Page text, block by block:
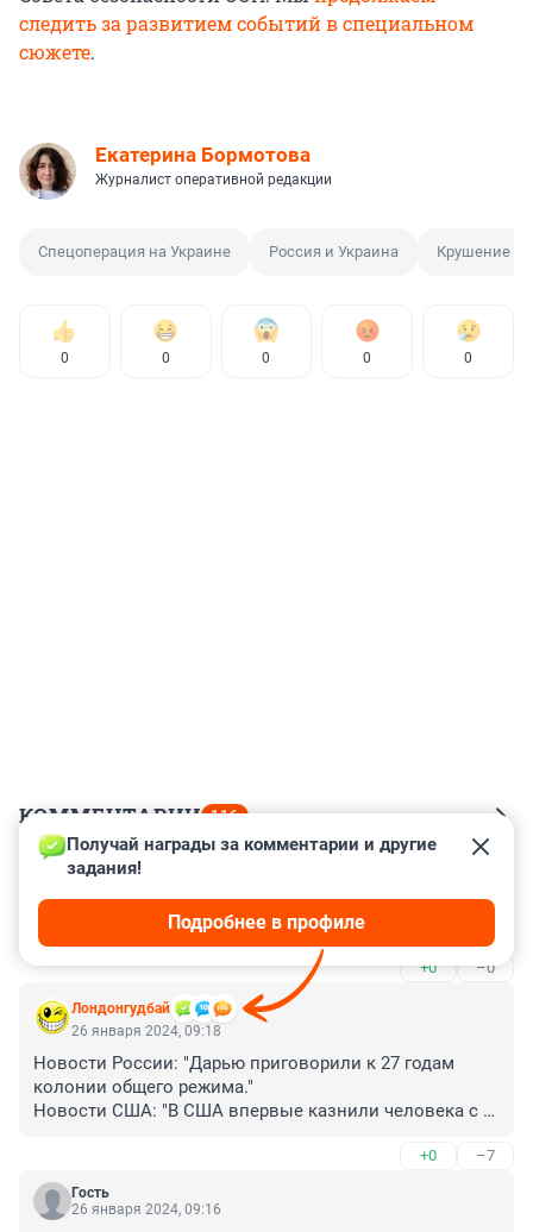
следить за развитием событий в специальном
сюжете.
Екатерина Бормотова
Журналист оперативной редакции
Спецоперация на Украине Россия и Украина Крушение
0 0 0 0 0
КОММЕНТАРИИ 116
Гость
Украина сегодня забрала тела погибших
+0 –0
Лондонгудбай
Получай награды за комментарии и другие
задания!
Подробнее в профиле
26 января 2024, 09:18
Новости России: "Дарью приговорили к 27 годам
колонии общего режима."
Новости США: "В США впервые казнили человека с
Выводы: Сейчас в течении 27 лет, будем содержать
Дарью за свои деньги(налоги=бюджет=расходы). Не
кашляй Даша!
+0 –7
Гость
26 января 2024, 09:16